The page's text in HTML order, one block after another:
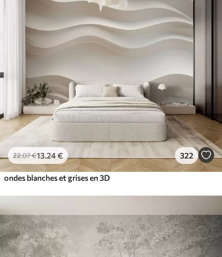
22.07€13 .24€ 322
ondes blanches et grises en 3D